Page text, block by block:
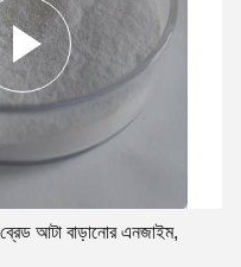
আটা বাড়ানোর এনজাইম,